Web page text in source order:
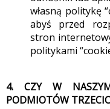
własną politykę
abyś przed
stron
politykami
4. CZY W NASZYM
PODMIOTÓW